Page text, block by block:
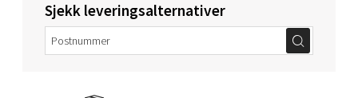
Sjekk leveringsalternativer
Ålesund - Thon Senter Moa
Langelandsvegen 25, 6010 Ålesund